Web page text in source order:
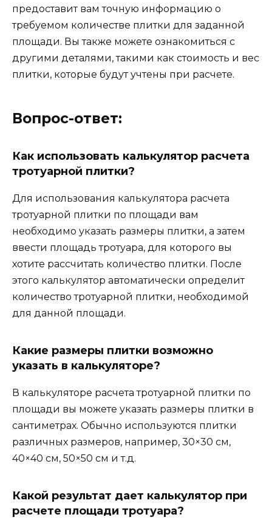
предоставит вам точную информацию о
требуемом количестве плитки для заданной
площади. Вы также можете ознакомиться с
другими деталями, такими как стоимость и вес
плитки, которые будут учтены при расчете.
Вопрос-ответ:
Как использовать калькулятор расчета
тротуарной плитки?
Для использования калькулятора расчета
тротуарной плитки по площади вам
необходимо указать размеры плитки, а затем
ввести площадь тротуара, для которого вы
хотите рассчитать количество плитки. После
этого калькулятор автоматически определит
количество тротуарной плитки, необходимой
для данной площади.
Какие размеры плитки возможно
указать в калькуляторе?
В калькуляторе расчета тротуарной плитки по
площади вы можете указать размеры плитки в
сантиметрах. Обычно используются плитки
различных размеров, например, 30×30 см,
40×40 см, 50×50 см и т.д.
Какой результат дает калькулятор при
расчете площади тротуара?